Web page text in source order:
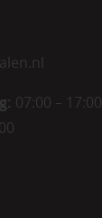
07:00 – 17:00